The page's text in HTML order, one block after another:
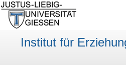
Institut für